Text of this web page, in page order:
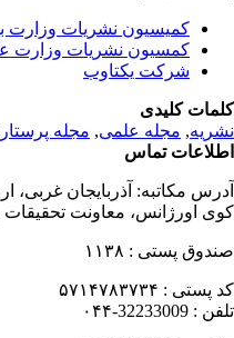
کمیسیون نشریات وزارت
کمسیون نشریات وزارت
شرکت یکتاوب
کلیدی
,مجله علمی, مجله
تماس
مکاتبه:آذربایجان غربی،
اورژانس، معاونت تحقیقات و
پستی : ۱۱۳۸
پستی : ۵۷۱۴۷۸۳۷۳۴
: 32233009-۰۴۴